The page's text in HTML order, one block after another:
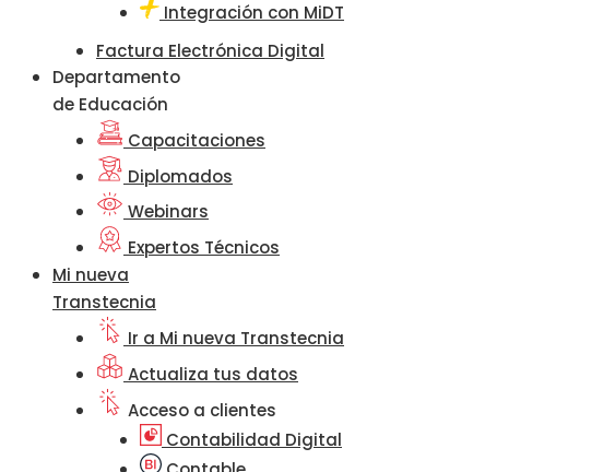
Integración con MiDT
Factura Electrónica Digital
Departamento
de Educación
Capacitaciones
Diplomados
Webinars
Expertos Técnicos
Mi nueva
Transtecnia
Ir a Mi nueva Transtecnia
Actualiza tus datos
Acceso a clientes
Contabilidad Digital